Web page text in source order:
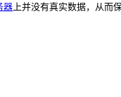
器 上并没有真实数据，从而